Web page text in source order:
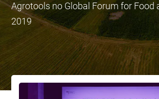
Agrotools no Global Forum for Food
2019